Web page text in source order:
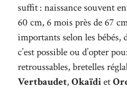
suffit : naissance souvent
60 cm, 6 mois près de 67
importants selon les bébés,
c’est possible ou d’opter
retroussables, bretelles
Vertbaudet,Okaïdiet